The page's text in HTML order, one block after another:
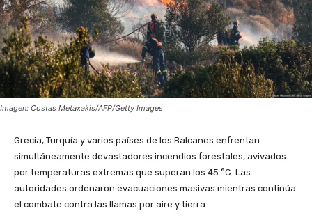
Imagen: Costas Metaxakis/AFP/Getty Images
Grecia, Turquía y varios países de los Balcanes enfrentan
simultáneamente devastadores incendios forestales, avivados
por temperaturas extremas que superan los 45 °C. Las
autoridades ordenaron evacuaciones masivas mientras continúa
el combate contra las llamas por aire y tierra.